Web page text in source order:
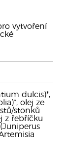
vytvoření
dulcis)*,
olej ze
stonků
z řebříčku